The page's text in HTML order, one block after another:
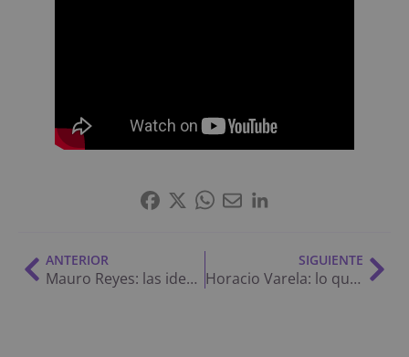
ANTERIOR
Mauro Reyes: las ideas que traen con Milei, la polémica del Conicet, la falta de planeamiento en Bahía y más
SIGUIENTE
Horacio Varela: lo que se llevó puesto Gay, el subsidio de los pobres a los ricos, el poder de los señores con plata y más